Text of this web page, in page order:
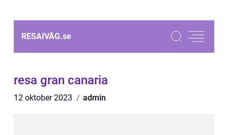
RESAIVÄG.se
resa gran canaria
12 oktober 2023 admin